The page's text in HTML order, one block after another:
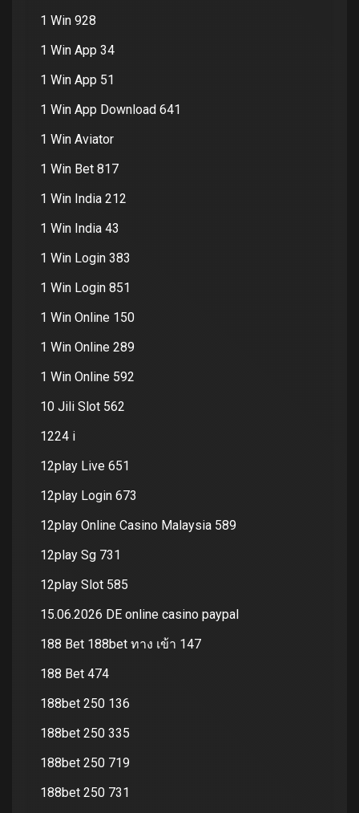
1 Win 928
1 Win App 34
1 Win App 51
1 Win App Download 641
1 Win Aviator
1 Win Bet 817
1 Win India 212
1 Win India 43
1 Win Login 383
1 Win Login 851
1 Win Online 150
1 Win Online 289
1 Win Online 592
10 Jili Slot 562
1224 i
12play Live 651
12play Login 673
12play Online Casino Malaysia 589
12play Sg 731
12play Slot 585
15.06.2026 DE online casino paypal
188 Bet 188bet ทาง เข้า 147
188 Bet 474
188bet 250 136
188bet 250 335
188bet 250 719
188bet 250 731